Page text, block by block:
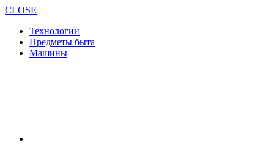
CLOSE
Технологии
Предметы быта
Машины